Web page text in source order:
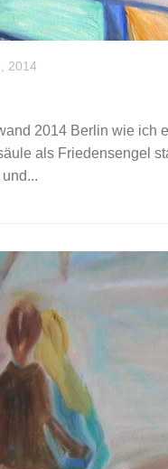
2014
2014 Berlin wie ich
als Friedensengel